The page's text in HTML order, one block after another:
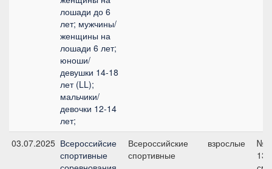
лошади до 6
лет; мужчины/
женщины на
лошади 6 лет;
юноши/
девушки 14-18
лет (LL);
мальчики/
девочки 12-14
лет;
03.07.2025 Всероссийсие
спортивные
Всероссийские
спортивные
взрослые
№7,
135